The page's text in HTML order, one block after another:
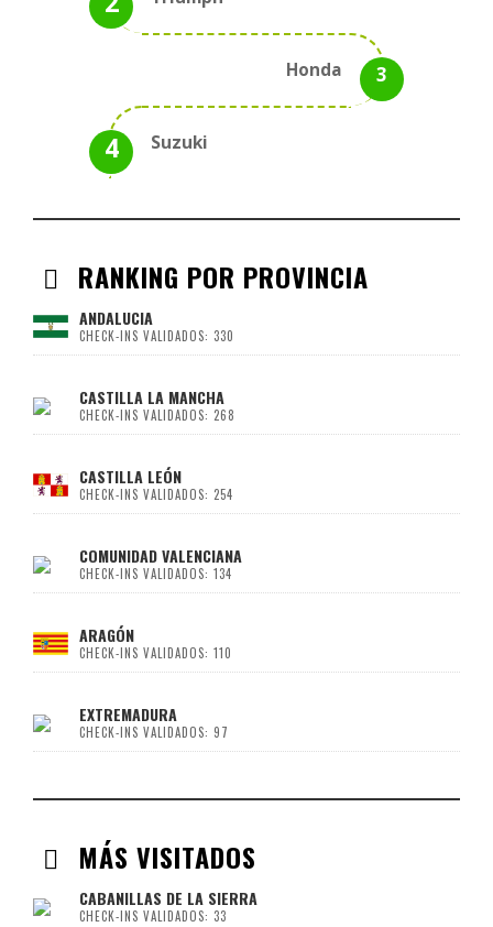
Honda
Suzuki
RANKING POR PROVINCIA
ANDALUCIA
CHECK-INS VALIDADOS: 330
CASTILLA LA MANCHA
CHECK-INS VALIDADOS: 268
CASTILLA LEÓN
CHECK-INS VALIDADOS: 254
COMUNIDAD VALENCIANA
CHECK-INS VALIDADOS: 134
ARAGÓN
CHECK-INS VALIDADOS: 110
EXTREMADURA
CHECK-INS VALIDADOS: 97
MÁS VISITADOS
CABANILLAS DE LA SIERRA
CHECK-INS VALIDADOS: 33